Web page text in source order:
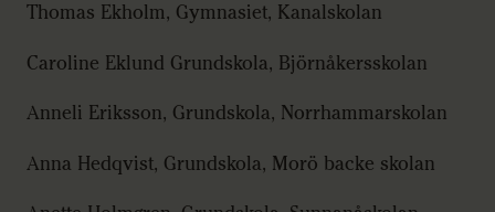
Thomas Ekholm, Gymnasiet, Kanalskolan
Caroline Eklund Grundskola, Björnåkersskolan
Anneli Eriksson, Grundskola, Norrhammarskolan
Anna Hedqvist, Grundskola, Morö backe skolan